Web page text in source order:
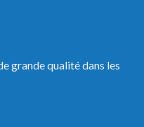
grande qualité dans les